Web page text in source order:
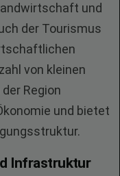
und
der Tourismus
von kleinen
Region
und bietet
Infrastruktur